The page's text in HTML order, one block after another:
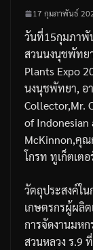
17 กุมภาพันธ์
วันที่15กุมภาพั
สวนนงนุชพัทย
Plants Expo
นงนุชพัทยา, อ
Collector,Mr.
of Indonesian
McKinnon,คุ
โกรท ทูเก็ตเต
วัตถุประสงค์ใ
เกษตรกรผู้ผลิ
การจัดงานมห
สวนหลวง ร.9